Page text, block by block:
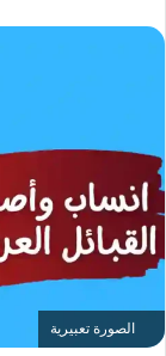
الصورة تعبيرية